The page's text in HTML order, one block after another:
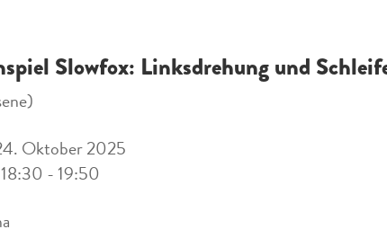
Slowfox: Linksdrehung und
Oktober 2025
- 19:50